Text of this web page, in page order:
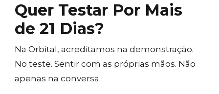
Quer Testar Por Mais
de 21 Dias?
Na Orbital, acreditamos na demonstração.
No teste. Sentir com as próprias mãos. Não
apenas na conversa.